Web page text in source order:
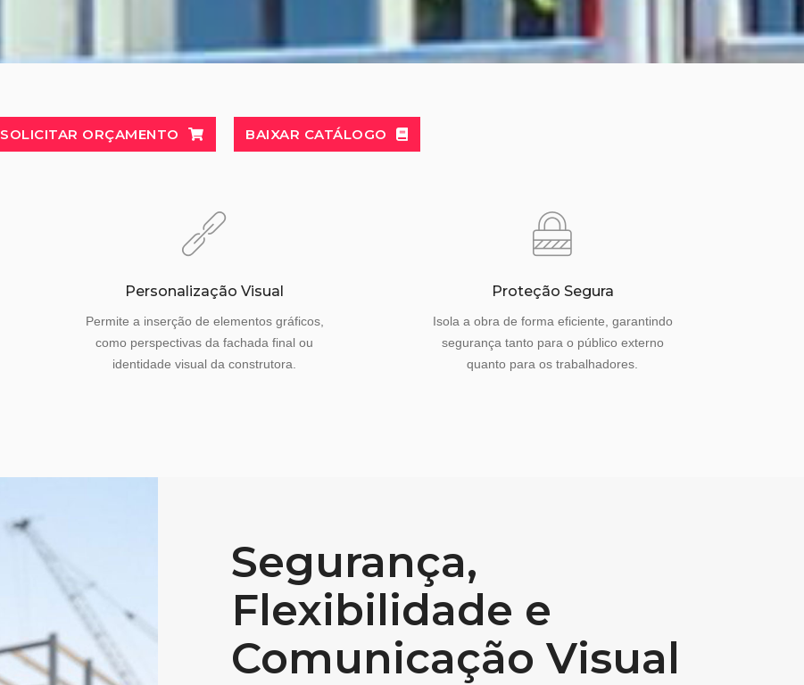
SOLICITAR ORÇAMENTO BAIXAR CATÁLOGO
Personalização Visual
Permite a inserção de elementos gráficos,
como perspectivas da fachada final ou
identidade visual da construtora.
Proteção Segura
Isola a obra de forma eficiente, garantindo
segurança tanto para o público externo
quanto para os trabalhadores.
Segurança,
Flexibilidade e
Comunicação Visual